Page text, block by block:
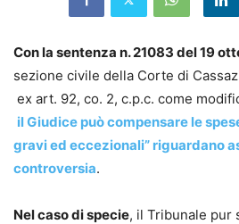
Con la sentenza n. 21083 del 19
sezione civile della Corte di
ex art. 92, co. 2, c.p.c. come
il Giudice può compensare le
gravi ed eccezionali” riguardano
controversia.
Nel caso di specie, il Tribunale pur